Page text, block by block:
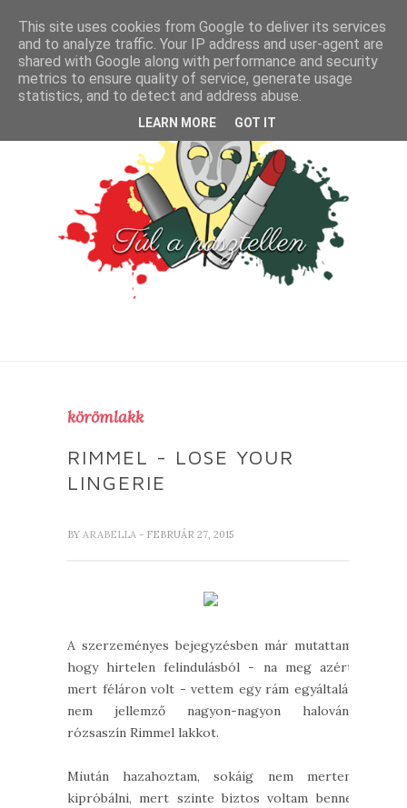
körömlakk
RIMMEL - LOSE YOUR
LINGERIE
BY ARABELLA - FEBRUÁR 27, 2015
A szerzeményes bejegyzésben már mutattam,
hogy hirtelen felindulásból - na meg azért,
mert féláron volt - vettem egy rám egyáltalán
nem jellemző nagyon-nagyon halovány
rózsaszín Rimmel lakkot.
Miután hazahoztam, sokáig nem mertem
kipróbálni, mert szinte biztos voltam benne,
This site uses cookies from Google to deliver its services
and to analyze traffic. Your IP address and user-agent are
shared with Google along with performance and security
metrics to ensure quality of service, generate usage
statistics, and to detect and address abuse.
LEARN MORE GOT IT